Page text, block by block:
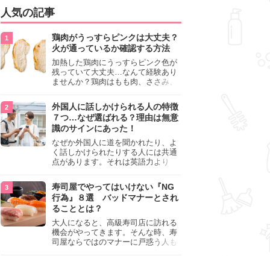
人気の記事
鶏肉がうっすらピンクは大丈夫？
火が通っているか確認する方法
加熱した鶏肉にうっすらピンク色が
残っていて大丈夫…なんて経験あり
ませんか？鶏肉はもも肉、ささみ、
わいが異なり、いろいろと楽しめる
料理ですが、鶏肉は加熱した後でも
うっすらピンク色の部分が大丈夫な
のと気になるときがあります。この
記事では生焼けか火が通っているの
かを確認する方法や、鶏肉を調理す
るときの注意点を紹介しますので、
参考にしてみてくださいね。
外国人に話しかけられる人の特徴
７つ…なぜ選ばれる？理由は無意
識のサインにあった！
なぜか外国人に道を聞かれたり、よ
く話しかけられたりする人には共通
点があります。それは英語力より
けても大丈夫」というサインが関係
しています。よく選ばれる人の特徴
や、英語が苦手でも焦らない対処
法、自分を守るための注意点を詳し
く解説します。
寿司屋でやってはいけない『NG
行為』８選 バッドマナーとされ
ることとは？
大人になると、高級寿司店に訪れる
機会がやってきます。そんな時、寿
司屋ならではのマナーに戸惑う人も